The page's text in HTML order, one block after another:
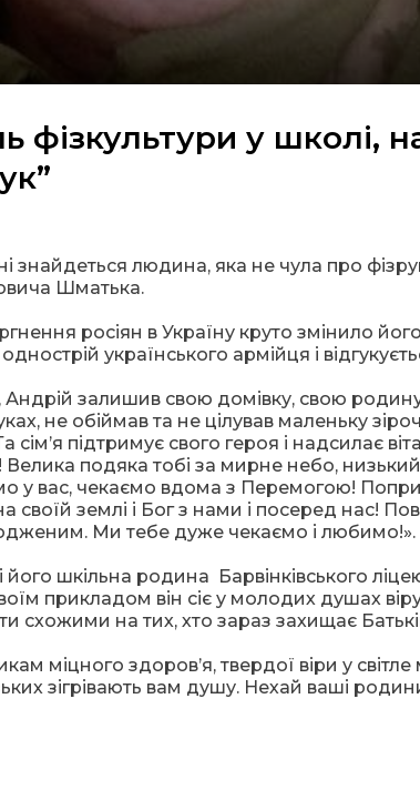
у школі, на
знайдеться людина, яка не чула про
Шматька.
росіян в Україну круто змінило
однострій українського армійця і
Андрій залишив свою домівку, свою
не обіймав та не цілував маленьку
сім’я підтримує свого героя і надсилає
подяка тобі за мирне небо, низький
у вас, чекаємо вдома з Перемогою! Попри
своїй землі і Бог з нами і посеред нас!
Ми тебе дуже чекаємо і любимо!».
його шкільна родина Барвінківського
прикладом він сіє у молодих душах
схожими на тих, хто зараз захищає
міцного здоров’я, твердої віри у
зігрівають вам душу. Нехай ваші